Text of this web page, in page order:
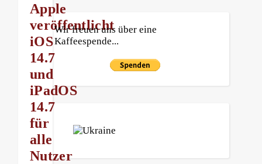
Apple
veröffentlicht
iOS
14.7
und
iPadOS
14.7
für
alle
Nutzer
Wir freuen uns über eine
Kaffeespende...